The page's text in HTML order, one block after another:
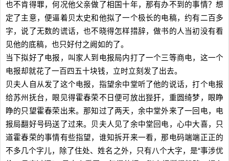
也不肯得罪，何况他父亲做了相国十年，那有办不到的事情？想
定了主意，便逼着贝太史和他拟了一个极长的电稿，约有二百多
字，说了无数的谎话，也不晓得怎样措辞，做书的人当初没有看
见他的底稿，也只好付之阙如的了。
当下拟好了电报，叫家人到电报局内打了一个三等商电，这一个
电报却就花了一百四五十块钱，立时立刻发了出去。
贝夫人自从发了这个电报，指望余中堂听了他的说话，打个电报
给苏州抚台，眼见得霍春荣不日便可放出狴犴，重圆绮梦，眼睁
睁的只望霍春荣出来。那知过了两天，余中堂外来了一回电，电
报局翻好号码送了过来。贝夫人见了余中堂回电，心中大喜，只
道霍春荣的事情有些指望，谁知拆开来一看，那电码端端正正的
不多几个字儿，除了住处、姓名之外，只有八个大字，是“事涉优